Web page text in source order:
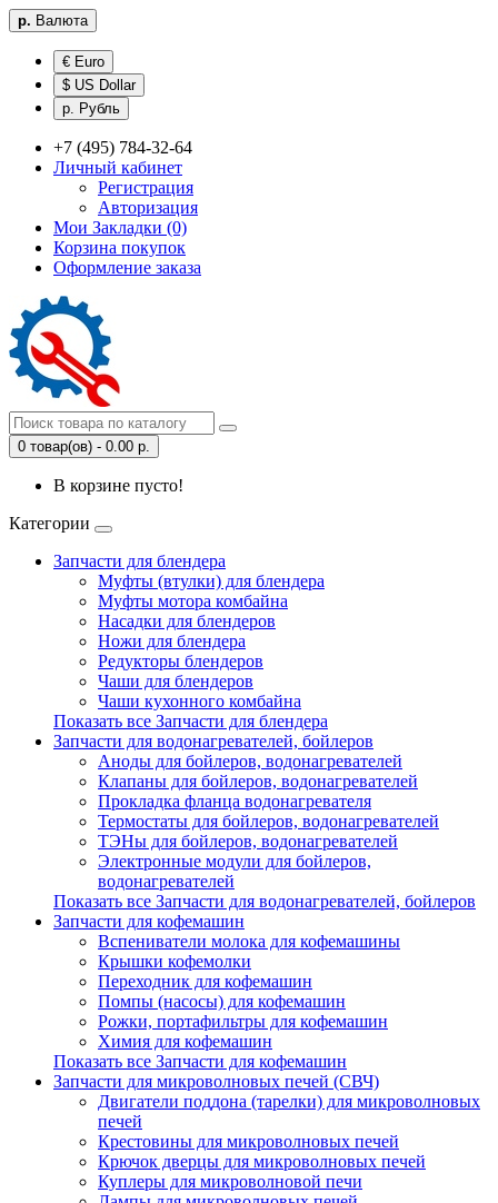
р. Валюта
€ Euro
$ US Dollar
р. Рубль
+7 (495) 784-32-64
Личный кабинет
Регистрация
Авторизация
Мои Закладки (0)
Корзина покупок
Оформление заказа
0 товар(ов) - 0.00 р.
В корзине пусто!
Категории
Запчасти для блендера
Муфты (втулки) для блендера
Муфты мотора комбайна
Насадки для блендеров
Ножи для блендера
Редукторы блендеров
Чаши для блендеров
Чаши кухонного комбайна
Показать все Запчасти для блендера
Запчасти для водонагревателей, бойлеров
Аноды для бойлеров, водонагревателей
Клапаны для бойлеров, водонагревателей
Прокладка фланца водонагревателя
Термостаты для бойлеров, водонагревателей
ТЭНы для бойлеров, водонагревателей
Электронные модули для бойлеров,
водонагревателей
Показать все Запчасти для водонагревателей, бойлеров
Запчасти для кофемашин
Вспениватели молока для кофемашины
Крышки кофемолки
Переходник для кофемашин
Помпы (насосы) для кофемашин
Рожки, портафильтры для кофемашин
Химия для кофемашин
Показать все Запчасти для кофемашин
Запчасти для микроволновых печей (СВЧ)
Двигатели поддона (тарелки) для микроволновых
печей
Крестовины для микроволновых печей
Крючок дверцы для микроволновых печей
Куплеры для микроволновой печи